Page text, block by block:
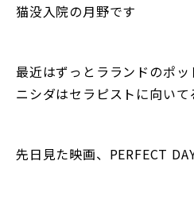
猫没入院の月野です
最近はずっとラランドのポッ
ニシダはセラピストに向いて
先日見た映画、PERFECT